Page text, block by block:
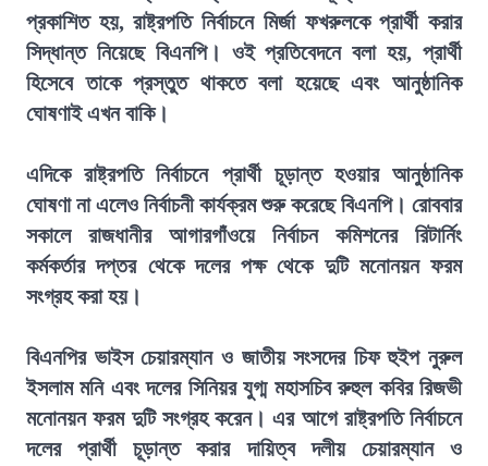
প্রকাশিত হয়, রাষ্ট্রপতি নির্বাচনে মির্জা ফখরুলকে প্রার্থী করার
সিদ্ধান্ত নিয়েছে বিএনপি। ওই প্রতিবেদনে বলা হয়, প্রার্থী
হিসেবে তাকে প্রস্তুত থাকতে বলা হয়েছে এবং আনুষ্ঠানিক
ঘোষণাই এখন বাকি।
এদিকে রাষ্ট্রপতি নির্বাচনে প্রার্থী চূড়ান্ত হওয়ার আনুষ্ঠানিক
ঘোষণা না এলেও নির্বাচনী কার্যক্রম শুরু করেছে বিএনপি। রোববার
সকালে রাজধানীর আগারগাঁওয়ে নির্বাচন কমিশনের রিটার্নিং
কর্মকর্তার দপ্তর থেকে দলের পক্ষ থেকে দুটি মনোনয়ন ফরম
সংগ্রহ করা হয়।
বিএনপির ভাইস চেয়ারম্যান ও জাতীয় সংসদের চিফ হুইপ নুরুল
ইসলাম মনি এবং দলের সিনিয়র যুগ্ম মহাসচিব রুহুল কবির রিজভী
মনোনয়ন ফরম দুটি সংগ্রহ করেন। এর আগে রাষ্ট্রপতি নির্বাচনে
দলের প্রার্থী চূড়ান্ত করার দায়িত্ব দলীয় চেয়ারম্যান ও